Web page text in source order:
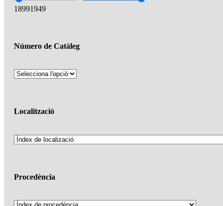
18991949
Número de Catàleg
Localització
Procedència